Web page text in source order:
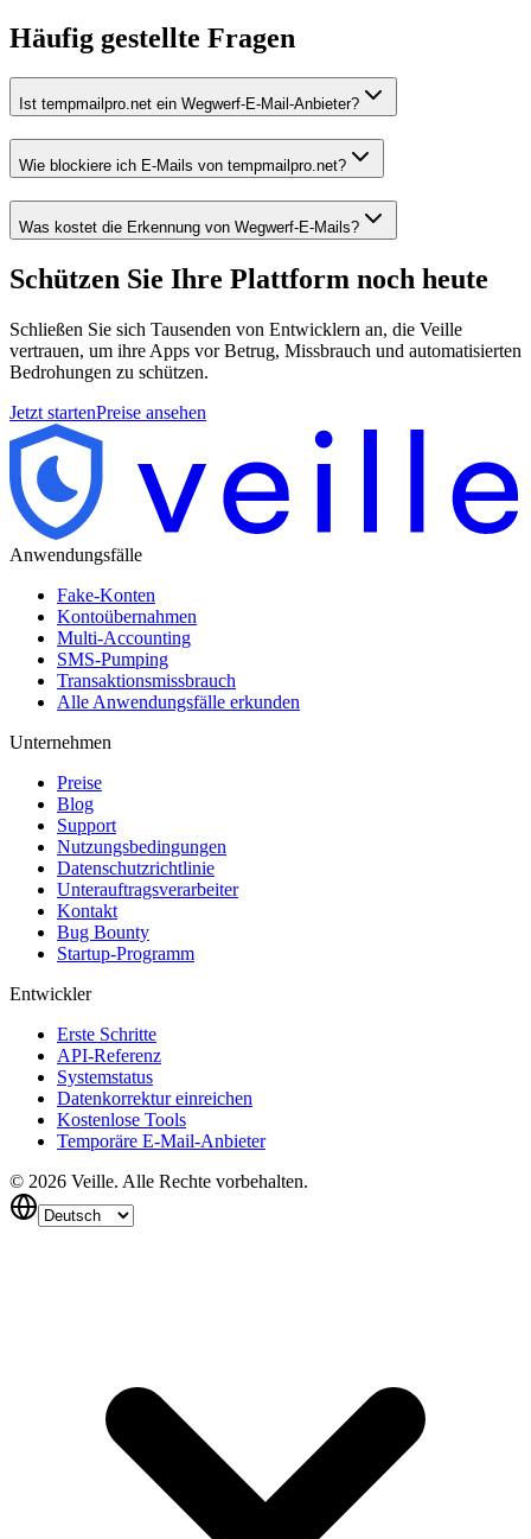
Häufig gestellte Fragen
Ist tempmailpro.net ein Wegwerf-E-Mail-Anbieter?
Wie blockiere ich E-Mails von tempmailpro.net?
Was kostet die Erkennung von Wegwerf-E-Mails?
Schützen Sie Ihre Plattform noch heute
Schließen Sie sich Tausenden von Entwicklern an, die Veille
vertrauen, um ihre Apps vor Betrug, Missbrauch und automatisierten
Bedrohungen zu schützen.
Jetzt startenPreise ansehen
Anwendungsfälle
Fake-Konten
Kontoübernahmen
Multi-Accounting
SMS-Pumping
Transaktionsmissbrauch
Alle Anwendungsfälle erkunden
Unternehmen
Preise
Blog
Support
Nutzungsbedingungen
Datenschutzrichtlinie
Unterauftragsverarbeiter
Kontakt
Bug Bounty
Startup-Programm
Entwickler
Erste Schritte
API-Referenz
Systemstatus
Datenkorrektur einreichen
Kostenlose Tools
Temporäre E-Mail-Anbieter
© 2026 Veille. Alle Rechte vorbehalten.